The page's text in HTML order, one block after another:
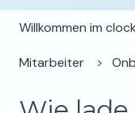
Willkommen im
Mitarbeiter